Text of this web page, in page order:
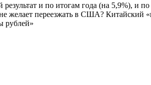
и по итогам года (на 5,9%), и по
желает переезжать в США? Китайский
рублей»